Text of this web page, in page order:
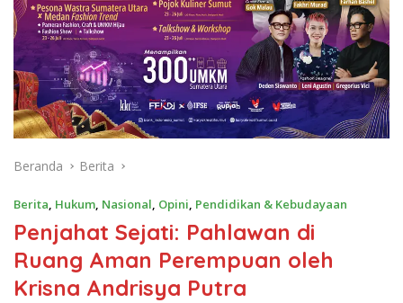
Beranda Berita
Berita, Hukum, Nasional, Opini, Pendidikan & Kebudayaan
Penjahat Sejati: Pahlawan di
Ruang Aman Perempuan oleh
Krisna Andrisya Putra